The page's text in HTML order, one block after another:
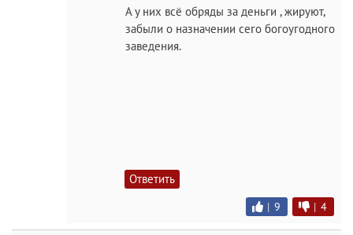
А у них всё обряды за деньги , жируют,
забыли о назначении сего богоугодного
заведения.
Ответить
| 9 | 4